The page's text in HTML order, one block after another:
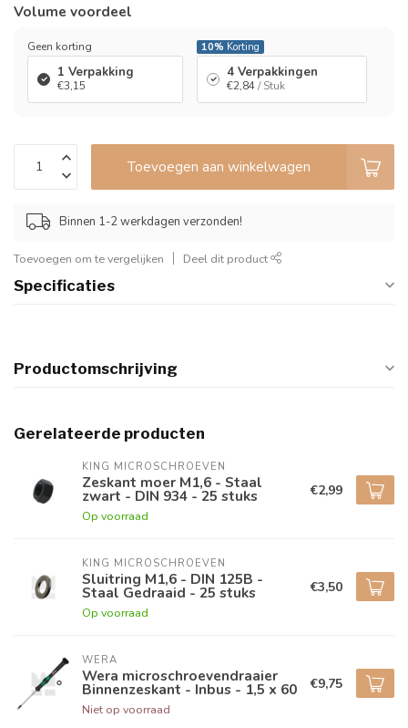
Volume voordeel
Geen korting
1 Verpakking
€3,15
10% Korting
4 Verpakkingen
€2,84/ Stuk
Toevoegen aan winkelwagen
Binnen 1-2 werkdagen verzonden!
Toevoegen om te vergelijken Deel dit product
Specificaties
Productomschrijving
Gerelateerde producten
KING MICROSCHROEVEN
Zeskant moer M1,6 - Staal
zwart - DIN 934 - 25 stuks
Op voorraad
€2,99
KING MICROSCHROEVEN
Sluitring M1,6 - DIN 125B -
Staal Gedraaid - 25 stuks
Op voorraad
€3,50
WERA
Wera microschroevendraaier
Binnenzeskant - Inbus - 1,5 x 60
Niet op voorraad
€9,75